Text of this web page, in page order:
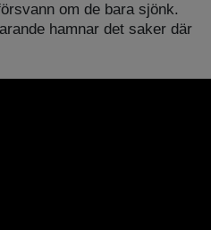
om de bara sjönk.
hamnar det saker där